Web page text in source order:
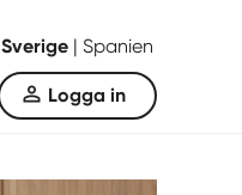
Sverige | Spanien
Logga in